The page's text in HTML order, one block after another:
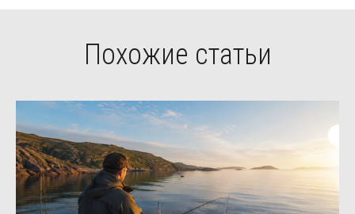
Похожие статьи